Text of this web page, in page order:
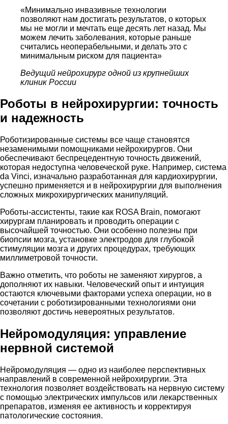
«Минимально инвазивные технологии
позволяют нам достигать результатов, о которых
мы не могли и мечтать еще десять лет назад. Мы
можем лечить заболевания, которые раньше
считались неоперабельными, и делать это с
минимальным риском для пациента»
Ведущий нейрохирург одной из крупнейших
клиник России
Роботы в нейрохирургии: точность
и надежность
Роботизированные системы все чаще становятся
незаменимыми помощниками нейрохирургов. Они
обеспечивают беспрецедентную точность движений,
которая недоступна человеческой руке. Например, система
da Vinci, изначально разработанная для кардиохирургии,
успешно применяется и в нейрохирургии для выполнения
сложных микрохирургических манипуляций.
Роботы-ассистенты, такие как ROSA Brain, помогают
хирургам планировать и проводить операции с
высочайшей точностью. Они особенно полезны при
биопсии мозга, установке электродов для глубокой
стимуляции мозга и других процедурах, требующих
миллиметровой точности.
Важно отметить, что роботы не заменяют хирургов, а
дополняют их навыки. Человеческий опыт и интуиция
остаются ключевыми факторами успеха операции, но в
сочетании с роботизированными технологиями они
позволяют достичь невероятных результатов.
Нейромодуляция: управление
нервной системой
Нейромодуляция — одно из наиболее перспективных
направлений в современной нейрохирургии. Эта
технология позволяет воздействовать на нервную систему
с помощью электрических импульсов или лекарственных
препаратов, изменяя ее активность и корректируя
патологические состояния.